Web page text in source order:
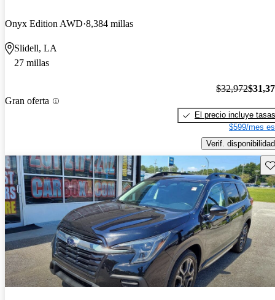
Onyx Edition AWD 8,384 millas
Slidell, LA
27 millas
Gran oferta
$32,972
El precio incluye tasas
$599/mes
Verif. disponibilidad